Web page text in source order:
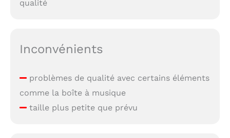
qualité
Inconvénients
problèmes de qualité avec certains éléments
comme la boîte à musique
taille plus petite que prévu